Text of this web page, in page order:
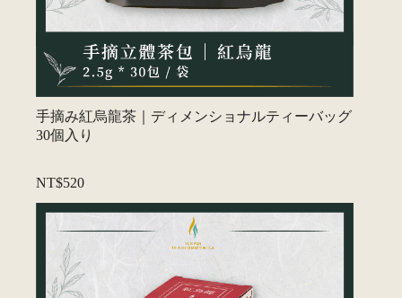
手摘み紅烏龍茶｜ディメンショナルティーバッグ
30個入り
NT$520